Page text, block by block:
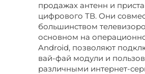
продажах антенн и
цифрового ТВ. Они
большинством
основном на
Android, позволяют
вай-фай модули и
различными интернет-